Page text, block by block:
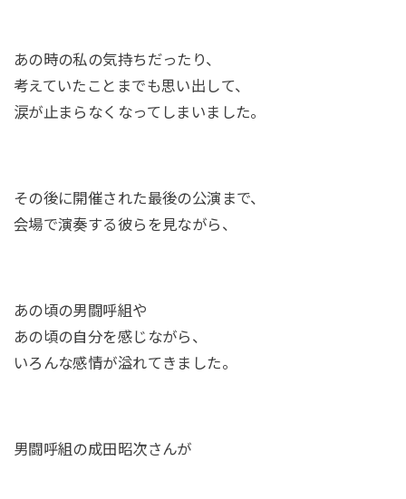
あの時の私の気持ちだったり、
考えていたことまでも思い出して、
涙が止まらなくなってしまいました。
その後に開催された最後の公演まで、
会場で演奏する彼らを見ながら、
あの頃の男闘呼組や
あの頃の自分を感じながら、
いろんな感情が溢れてきました。
男闘呼組の成田昭次さんが